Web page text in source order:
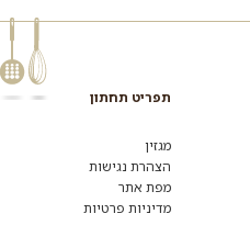
תפריט תחתון
מגזין
הצהרת נגישות
מפת אתר
מדיניות פרטיות